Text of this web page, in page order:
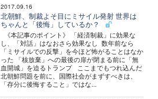
2017.09.16
北朝鮮、制裁よそ目にミサイル発射 世界は
ちゃんと「後悔」しているか？
《本記事のポイント》 「経済制裁」に効果な
し、「対話」はなおさら効果なし 数年前なら
「ミサイルでの反撃」を今ほど怖がることはなか
った 「核放棄」への最後の扉が閉まる前に「無
血開城」を迫るトランプ ここまでもつれ込んだ
北朝鮮問題を前に、国際社会がまずすべきは、
「存分に後悔すること」ではな...